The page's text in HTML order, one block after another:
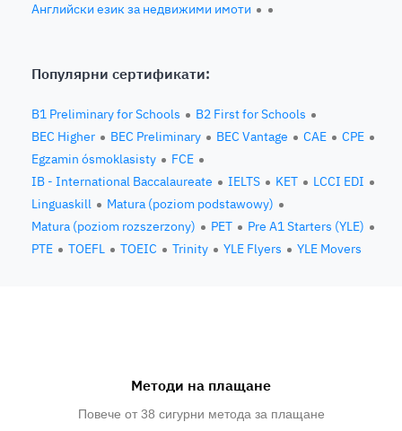
Английски език за недвижими имоти
Популярни сертификати:
B1 Preliminary for Schools
B2 First for Schools
BEC Higher
BEC Preliminary BEC Vantage CAE
CPE
Egzamin ósmoklasisty
FCE
IB - International Baccalaureate
IELTS KET
LCCI EDI
Linguaskill
Matura (poziom podstawowy)
Matura (poziom rozszerzony)
PET
Pre A1 Starters (YLE)
PTE
TOEFL TOEIC Trinity YLE Flyers YLE Movers
Методи на плащане
Повече от 38 сигурни метода за плащане